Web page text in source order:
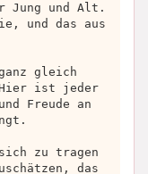
Jung und Alt.
und das aus
gleich
Hier ist jeder
Freude an
zu tragen
das